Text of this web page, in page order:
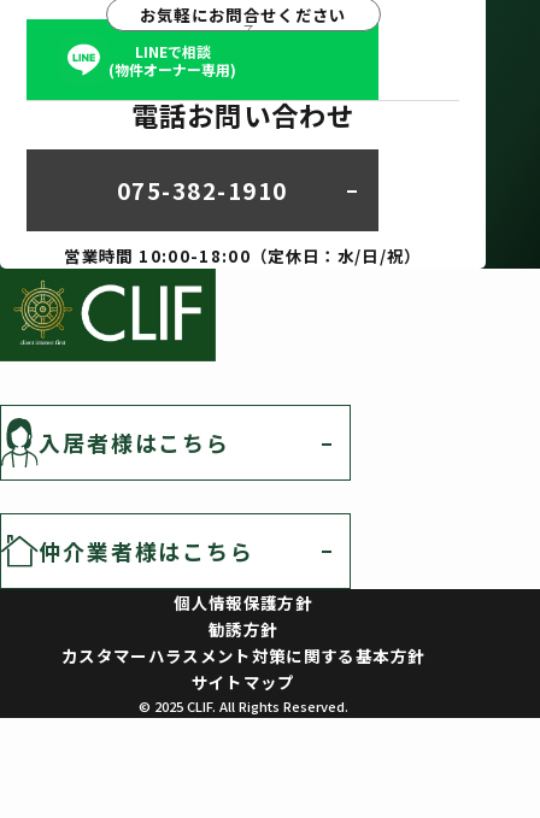
お気軽にお問合せください
LINEで相談
(物件オーナー専用)
電話お問い合わせ
075-382-1910
営業時間 10:00-18:00（定休日：水/日/祝）
入居者様はこちら
仲介業者様はこちら
個人情報保護方針
勧誘方針
カスタマーハラスメント対策に関する基本方針
サイトマップ
© 2025 CLIF. All Rights Reserved.